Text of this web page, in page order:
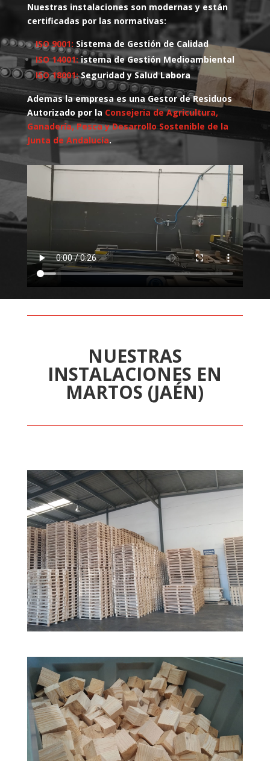
Nuestras instalaciones son modernas y están
certificadas por las normativas:
ISO 9001: Sistema de Gestión de Calidad
ISO 14001:istema de Gestión Medioambiental
ISO 18001:Seguridad y Salud Labora
Ademas la empresa es una Gestor de Residuos
Autorizado por la Consejeria de Agricultura,
Ganadería, Pesca y Desarrollo Sostenible de la
Junta de Andalucía.
NUESTRAS
INSTALACIONES EN
MARTOS (JAÉN)